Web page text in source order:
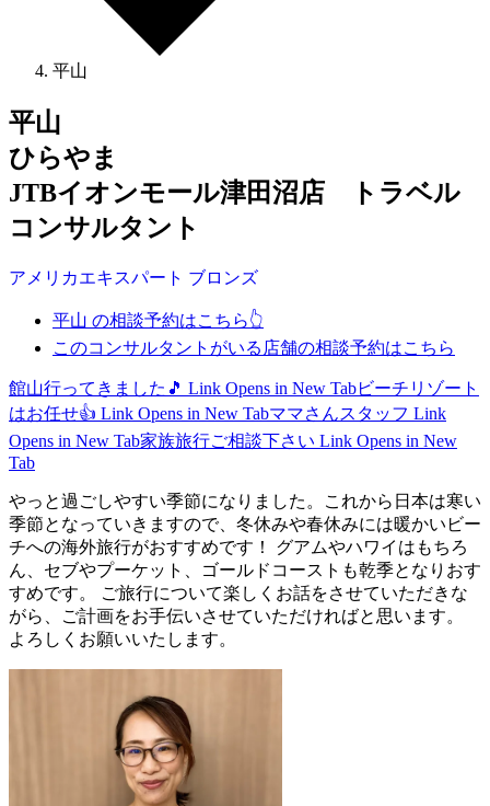
平山
平山
ひらやま
JTBイオンモール津田沼店 トラベル
コンサルタント
アメリカエキスパート ブロンズ
平山 の相談予約はこちら👆
このコンサルタントがいる店舗の相談予約はこちら
館山行ってきました🎵 Link Opens in New Tabビーチリゾート
はお任せ👍 Link Opens in New Tabママさんスタッフ Link
Opens in New Tab家族旅行ご相談下さい Link Opens in New
Tab
やっと過ごしやすい季節になりました。これから日本は寒い
季節となっていきますので、冬休みや春休みには暖かいビー
チへの海外旅行がおすすめです！ グアムやハワイはもちろ
ん、セブやプーケット、ゴールドコーストも乾季となりおす
すめです。 ご旅行について楽しくお話をさせていただきな
がら、ご計画をお手伝いさせていただければと思います。
よろしくお願いいたします。